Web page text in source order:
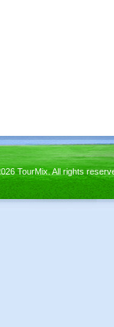
TourMix. All rights